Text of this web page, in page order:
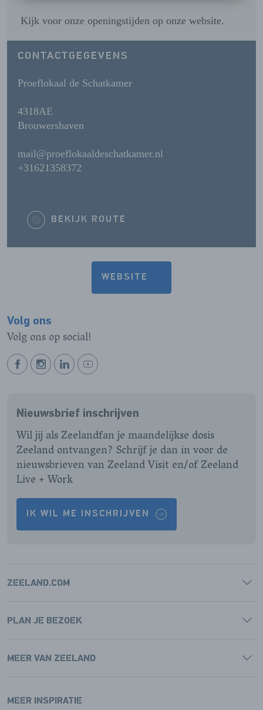
Kijk voor onze openingstijden op onze website.
CONTACTGEGEVENS
Proeflokaal de Schatkamer
4318AE
Brouwershaven
mail@proeflokaaldeschatkamer.nl
+31621358372
BEKIJK ROUTE
WEBSITE
Volg ons
Volg ons op social!
BEKIJK
PAGINA
BEKIJK
PAGINA
BEKIJK
PAGINA
BEKIJK
PAGINA
Nieuwsbrief inschrijven
Wil jij als Zeelandfan je maandelijkse dosis
Zeeland ontvangen? Schrijf je dan in voor de
nieuwsbrieven van Zeeland Visit en/of Zeeland
Live + Work
IK WIL ME INSCHRIJVEN
ZEELAND.COM
PLAN JE BEZOEK
MEER VAN ZEELAND
MEER INSPIRATIE